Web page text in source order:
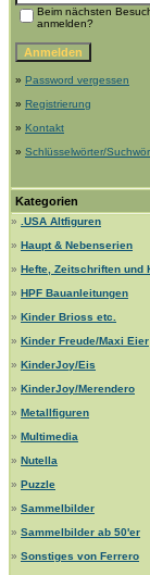
Beim nächsten
anmelden?
» Password vergessen
» Registrierung
» Kontakt
» Schlüsselwörter/
Kategorien
»
.USA Altfiguren
» Haupt & Nebenserien
» Hefte, Zeitschriften und
» HPF Bauanleitungen
» Kinder Brioss etc.
» Kinder Freude/Maxi Eier
» KinderJoy/Eis
» KinderJoy/Merendero
» Metallfiguren
» Multimedia
» Nutella
» Puzzle
» Sammelbilder
» Sammelbilder ab 50'er
» Sonstiges von Ferrero